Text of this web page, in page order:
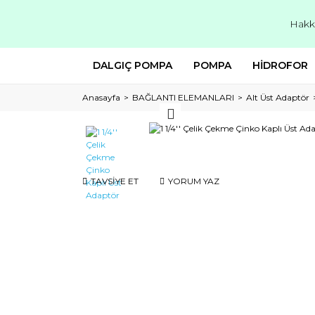
DALGIÇ POMPA POMPA HİDROFOR
Anasayfa BAĞLANTI ELEMANLARI Alt Üst Adaptör
TAVSİYE ET YORUM YAZ